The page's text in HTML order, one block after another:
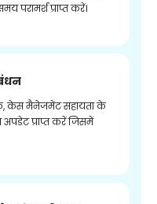
परामर्श प्राप्त करें।
केस मैनेजमेंट सहायता के
अपडेट प्राप्त करें जिसमें